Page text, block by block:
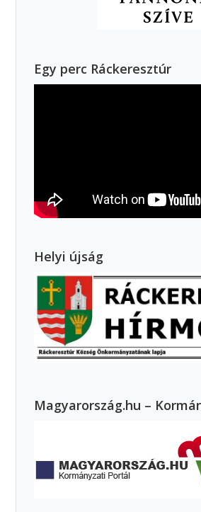
Egy perc Ráckeresztúr
Helyi újság
Magyarország.hu –